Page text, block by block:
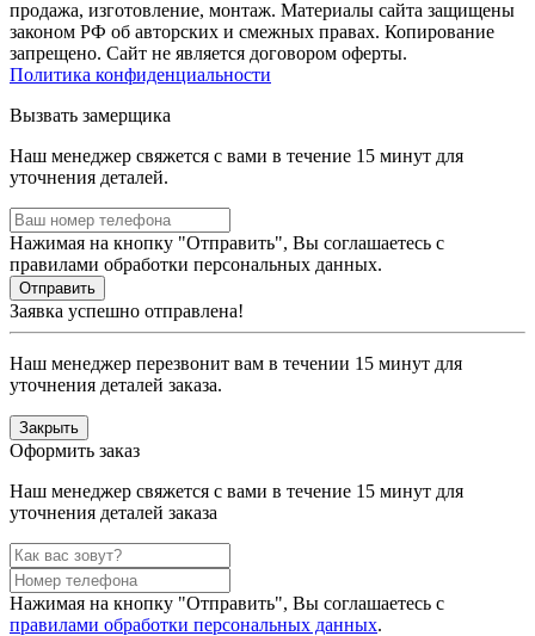
продажа, изготовление, монтаж. Материалы сайта защищены
законом РФ об авторских и смежных правах. Копирование
запрещено. Сайт не является договором оферты.
Политика конфиденциальности
Вызвать замерщика
Наш менеджер свяжется с вами в течение 15 минут для
уточнения деталей.
Нажимая на кнопку "Отправить", Вы соглашаетесь с
правилами обработки персональных данных.
Заявка успешно отправлена!
Наш менеджер перезвонит вам в течении 15 минут для
уточнения деталей заказа.
Закрыть
Оформить заказ
Наш менеджер свяжется с вами в течение 15 минут для
уточнения деталей заказа
Нажимая на кнопку "Отправить", Вы соглашаетесь с
правилами обработки персональных данных.